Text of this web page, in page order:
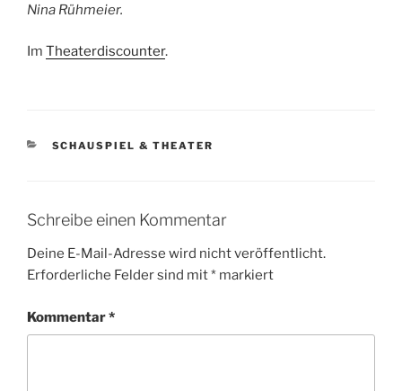
Nina Rühmeier.
Im Theaterdiscounter.
KATEGORIEN
SCHAUSPIEL & THEATER
Schreibe einen Kommentar
Deine E-Mail-Adresse wird nicht veröffentlicht.
Erforderliche Felder sind mit* markiert
Kommentar*